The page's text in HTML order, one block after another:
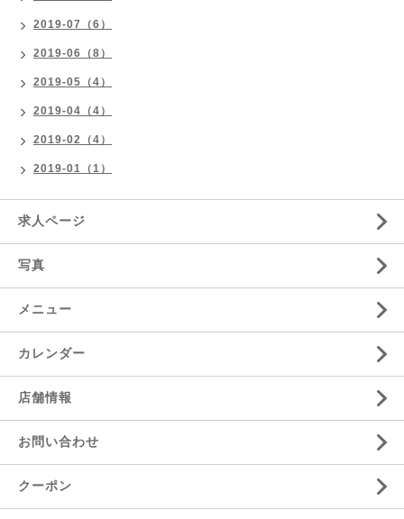
2019-07（6）
2019-06（8）
2019-05（4）
2019-04（4）
2019-02（4）
2019-01（1）
求人ページ
写真
メニュー
カレンダー
店舗情報
お問い合わせ
クーポン